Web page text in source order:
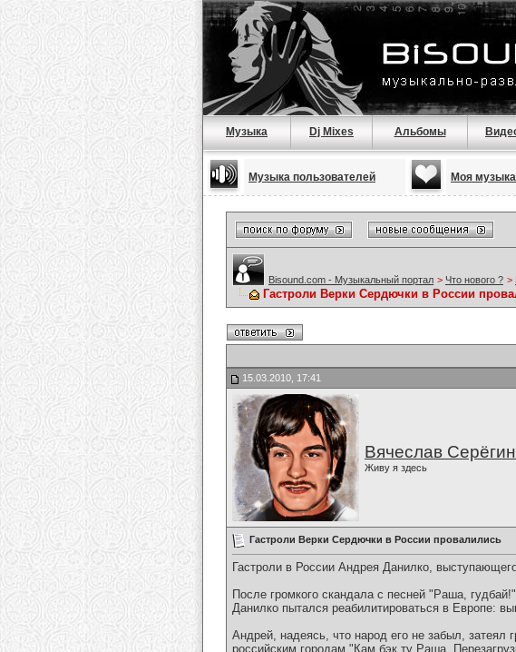
Музыка Dj Mixes Альбомы
Музыка пользователей Моя музыка
Bisound.com - Музыкальный портал > Что нового ? >
Гастроли Верки Сердючки в России
15.03.2010, 17:41
Вячеслав Серёгин
Живу я здесь
Гастроли Верки Сердючки в России провалились
Гастроли в России Андрея Данилко,
После громкого скандала с песней "Раша,
Данилко пытался реабилитироваться в Европе:
Андрей, надеясь, что народ его не забыл, затеял
российским городам "Кам бэк ту Раша.